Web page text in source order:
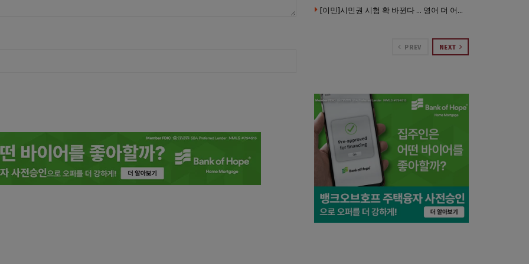
[이민]시민권 시험 확 바뀐다 … 영어 더 어렵게, 민간시험 도입 추진
PREV NEXT